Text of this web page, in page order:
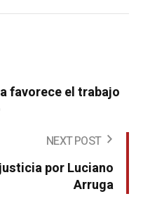
favorece el trabajo
NEXT POST
por Luciano
Arruga